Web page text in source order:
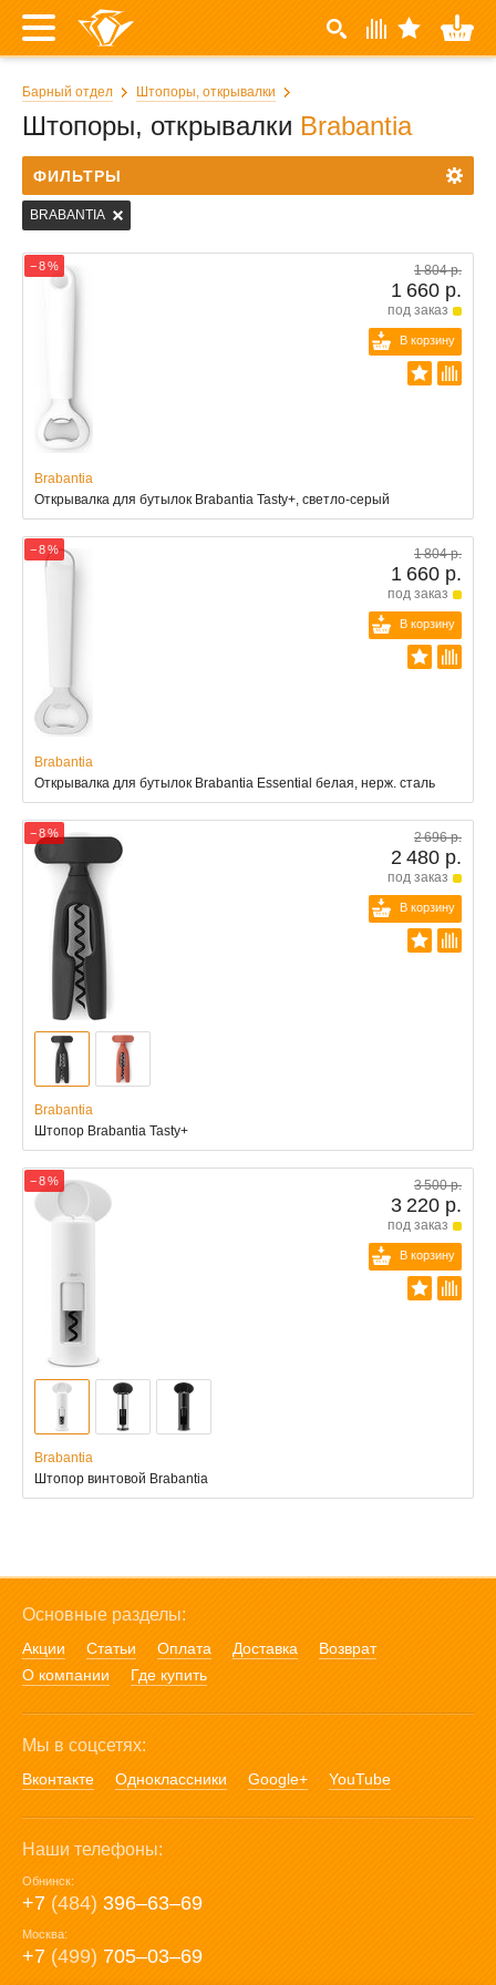
Барный отдел Штопоры, открывалки
Штопоры, открывалки Brabantia
ФИЛЬТРЫ
BRABANTIA
− 8 % 1 804 р.
1 660 р.
под заказ
В корзину
Brabantia
Открывалка для бутылок Brabantia Tasty+, светло-серый
− 8 % 1 804 р.
1 660 р.
под заказ
В корзину
Brabantia
Открывалка для бутылок Brabantia Essential белая, нерж. сталь
− 8 % 2 696 р.
2 480 р.
под заказ
В корзину
Brabantia
Штопор Brabantia Tasty+
− 8 % 3 500 р.
3 220 р.
под заказ
В корзину
Brabantia
Штопор винтовой Brabantia
Основные разделы:
Акции Статьи Оплата Доставка
Возврат
О компании
Где купить
Мы в соцсетях:
Вконтакте Одноклассники Google+ YouTube
Наши телефоны:
Обнинск:
+7 (484) 396‒63‒69
Москва:
+7 (499) 705‒03‒69